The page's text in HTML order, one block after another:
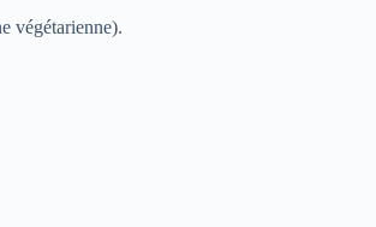
végétarienne).